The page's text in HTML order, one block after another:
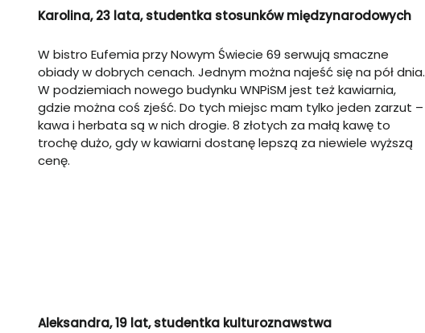
Karolina, 23 lata, studentka stosunków międzynarodowych
W bistro Eufemia przy Nowym Świecie 69 serwują smaczne
obiady w dobrych cenach. Jednym można najeść się na pół dnia.
W podziemiach nowego budynku WNPiSM jest też kawiarnia,
gdzie można coś zjeść. Do tych miejsc mam tylko jeden zarzut –
kawa i herbata są w nich drogie. 8 złotych za małą kawę to
trochę dużo, gdy w kawiarni dostanę lepszą za niewiele wyższą
cenę.
Aleksandra, 19 lat, studentka kulturoznawstwa